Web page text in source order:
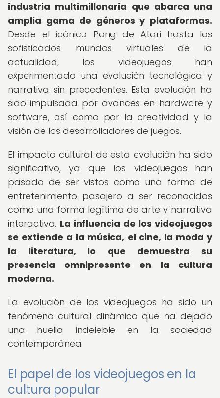
industria multimillonaria que abarca una
amplia gama de géneros y plataformas.
Desde el icónico Pong de Atari hasta los
sofisticados mundos virtuales de la
actualidad, los videojuegos han
experimentado una evolución tecnológica y
narrativa sin precedentes. Esta evolución ha
sido impulsada por avances en hardware y
software, así como por la creatividad y la
visión de los desarrolladores de juegos.
El impacto cultural de esta evolución ha sido
significativo, ya que los videojuegos han
pasado de ser vistos como una forma de
entretenimiento pasajero a ser reconocidos
como una forma legítima de arte y narrativa
interactiva. La influencia de los videojuegos
se extiende a la música, el cine, la moda y
la literatura, lo que demuestra su
presencia omnipresente en la cultura
moderna.
La evolución de los videojuegos ha sido un
fenómeno cultural dinámico que ha dejado
una huella indeleble en la sociedad
contemporánea.
El papel de los videojuegos en la
cultura popular